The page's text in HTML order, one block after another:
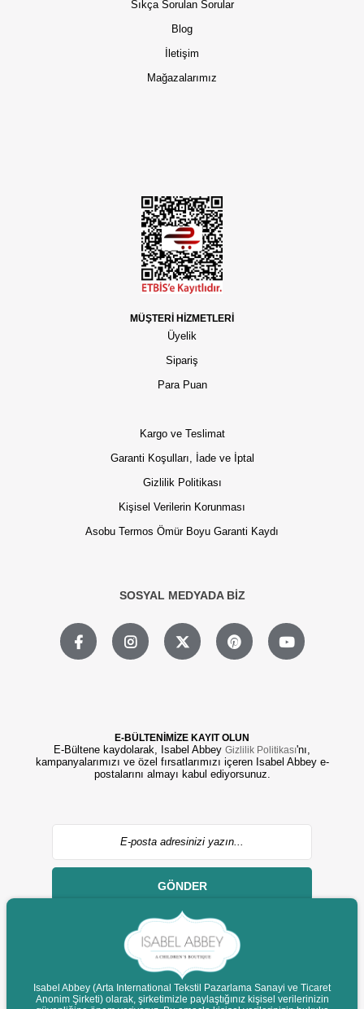
Sıkça Sorulan Sorular
Blog
İletişim
Mağazalarımız
MÜŞTERİ HİZMETLERİ
Üyelik
Sipariş
Para Puan
Kargo ve Teslimat
Garanti Koşulları, İade ve İptal
Gizlilik Politikası
Kişisel Verilerin Korunması
Asobu Termos Ömür Boyu Garanti Kaydı
SOSYAL MEDYADA BİZ
E-BÜLTENİMİZE KAYIT OLUN
E-Bültene kaydolarak, Isabel Abbey Gizlilik Politikası'nı,
kampanyalarımızı ve özel fırsatlarımızı içeren Isabel Abbey e-
postalarını almayı kabul ediyorsunuz.
GÖNDER
Isabel Abbey (Arta International Tekstil Pazarlama Sanayi ve Ticaret
Anonim Şirketi) olarak, şirketimizle paylaştığınız kişisel verilerinizin